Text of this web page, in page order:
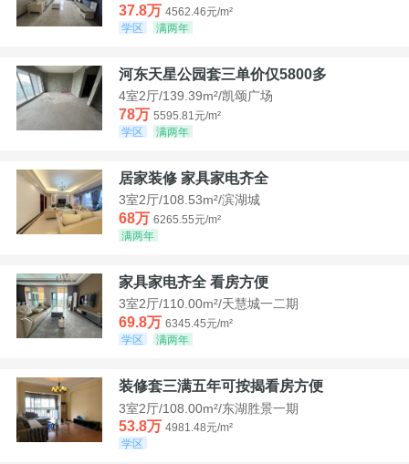
37.8万 4562.46元/m²
学区
满两年
河东天星公园套三单价仅5800多
4室2厅/139.39m²/凯颂广场
78万 5595.81元/m²
学区
满两年
居家装修 家具家电齐全
3室2厅/108.53m²/滨湖城
68万 6265.55元/m²
满两年
家具家电齐全 看房方便
3室2厅/110.00m²/天慧城一二期
69.8万 6345.45元/m²
学区
满两年
装修套三满五年可按揭看房方便
3室2厅/108.00m²/东湖胜景一期
53.8万 4981.48元/m²
学区